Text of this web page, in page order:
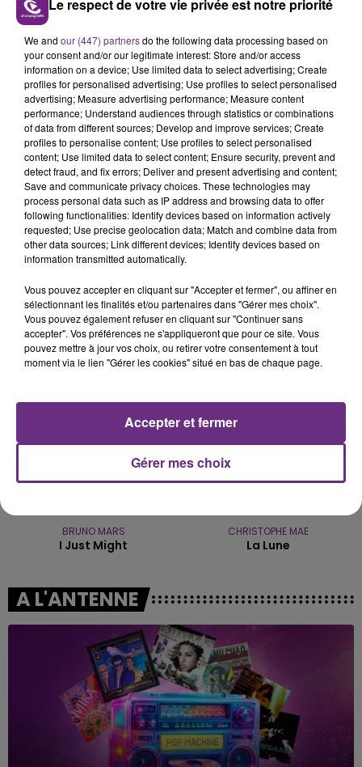
LA CENTRALE NUCLÉAIRE DE CHOOZ
TOUJOURS À L'ARRÊT
Cela fait déjà une semaine que la centrale
nucléaire ardennaise est à l'arrêt. Une situation
justifiée par la sécheresse intense qui est toujours
présente.
TITRES DIFFUSÉS
12h39
12h39
SEXION D'ASSAUT
Desole
12h36
12h36
BEBE REXHA
New Religion
12h29
12h29
BRUNO MARS
I Just Might
12h26
12h26
CHRISTOPHE MAE
La Lune
A L'ANTENNE
Le respect de votre vie privée est notre priorité
We and our (447) partnersdo the following data processing based on
your consent and/or our legitimate interest: Store and/or access
information on a device; Use limited data to select advertising; Create
profiles for personalised advertising; Use profiles to select personalised
advertising; Measure advertising performance; Measure content
performance; Understand audiences through statistics or combinations
of data from different sources; Develop and improve services; Create
profiles to personalise content; Use profiles to select personalised
content; Use limited data to select content; Ensure security, prevent and
detect fraud, and fix errors; Deliver and present advertising and content;
Save and communicate privacy choices. These technologies may
process personal data such as IP address and browsing data to offer
following functionalities: Identify devices based on information actively
requested; Use precise geolocation data; Match and combine data from
other data sources; Link different devices; Identify devices based on
information transmitted automatically.
Vous pouvez accepter en cliquant sur "Accepter et fermer", ou affiner en
sélectionnant les finalités et/ou partenaires dans "Gérer mes choix".
Vous pouvez également refuser en cliquant sur "Continuer sans
accepter". Vos préférences ne s'appliqueront que pour ce site. Vous
pouvez mettre à jour vos choix, ou retirer votre consentement à tout
moment via le lien "Gérer les cookies" situé en bas de chaque page.
Gérer mes choix
Accepter et fermer